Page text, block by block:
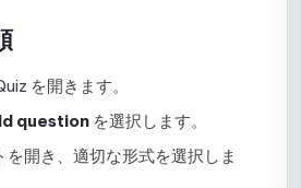
設定手順
定ガイド
キュリティとプロクタリングの設定ガ
を開きます。
question を選択します。
を開き、適切な形式を選択しま